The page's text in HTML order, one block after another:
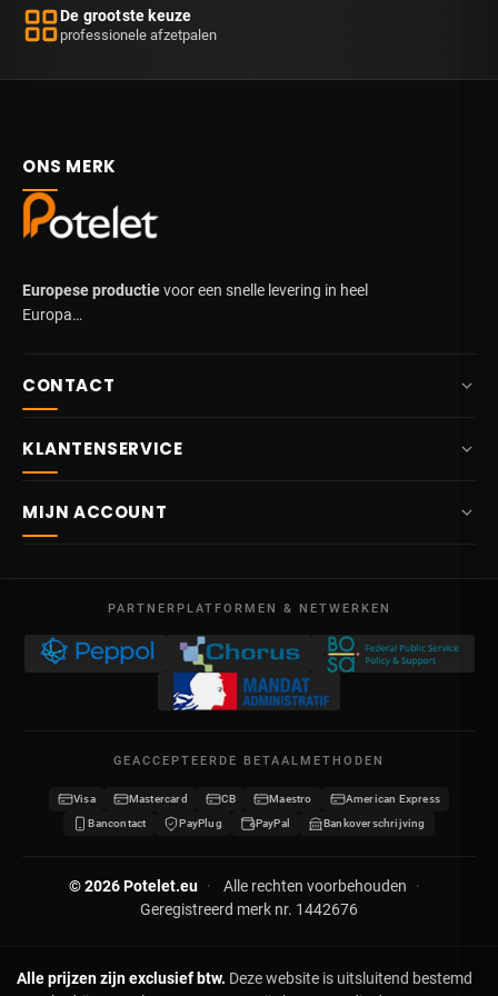
De grootste keuze
professionele afzetpalen
ONS MERK
Europese productievoor een snelle levering in heel
Europa…
CONTACT
Ma – Vr
09:00 – 17:00
BTW BE 0641.740.320 - RPR Luik
KLANTENSERVICE
Levering
Verkoopsvoorwaarden
Privacybeleid
MIJN ACCOUNT
Mijn creditnota's
Mijn kortingsbonnen
Word verdeler
PARTNERPLATFORMEN & NETWERKEN
GEACCEPTEERDE BETAALMETHODEN
Visa Mastercard CB Maestro
American Express
Bancontact
PayPlug PayPal Bankoverschrijving
© 2026 Potelet.eu · Alle rechten voorbehouden
·
Geregistreerd merk nr. 1442676
Alle prijzen zijn exclusief btw. Deze website is uitsluitend bestemd